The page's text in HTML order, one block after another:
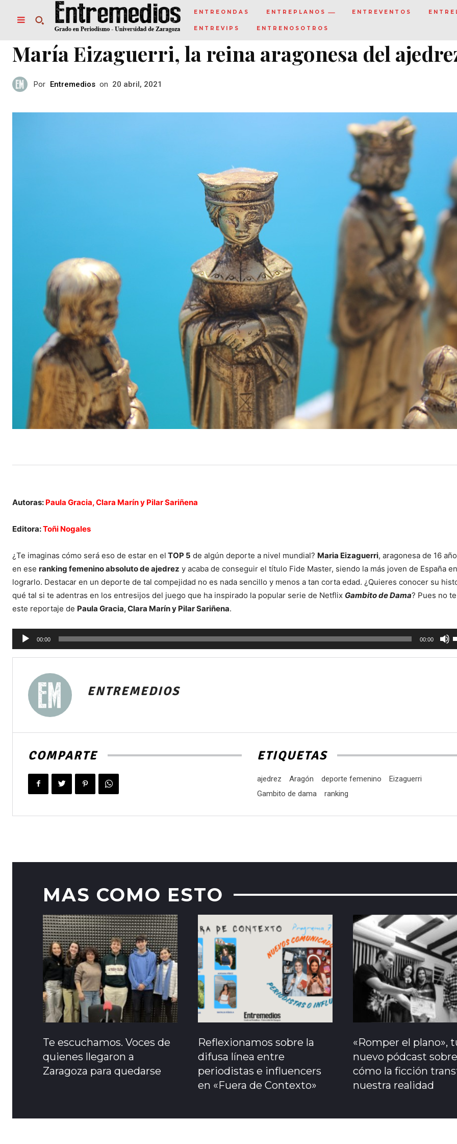
ENTREONDAS ENTREPLANOS ENTREVENTOS
ENTREVIPS ENTRENOSOTROS
María Eizaguerri, la reina aragonesa del
Por Entremedios on 20 abril, 2021
Autoras: Paula Gracia, Clara Marín y Pilar Sariñena
Editora:Toñi Nogales
¿Te imaginas cómo será eso de estar en el TOP 5 de algún deporte a nivel mundial? Maria Eizaguerri, aragonesa de 16
en ese ranking femenino absoluto de ajedrez y acaba de conseguir el título Fide Master, siendo la más joven de España en
lograrlo. Destacar en un deporte de tal compejidad no es nada sencillo y menos a tan corta edad. ¿Quieres conocer su
qué tal si te adentras en los entresijos del juego que ha inspirado la popular serie de Netflix Gambito de Dama? Pues no
este reportaje de Paula Gracia, Clara Marín y Pilar Sariñena.
Reproductor
de
audio
00:00 00:00
ENTREMEDIOS
COMPARTE ETIQUETAS
ajedrez Aragón deporte femenino
Eizaguerri
Gambito de dama
ranking
MAS COMO ESTO
Te escuchamos. Voces de
quienes llegaron a
Zaragoza para quedarse
Reflexionamos sobre la
difusa línea entre
periodistas e influencers
en «Fuera de Contexto»
«Romper el plano»,
nuevo pódcast sobre
cómo la ficción
nuestra realidad